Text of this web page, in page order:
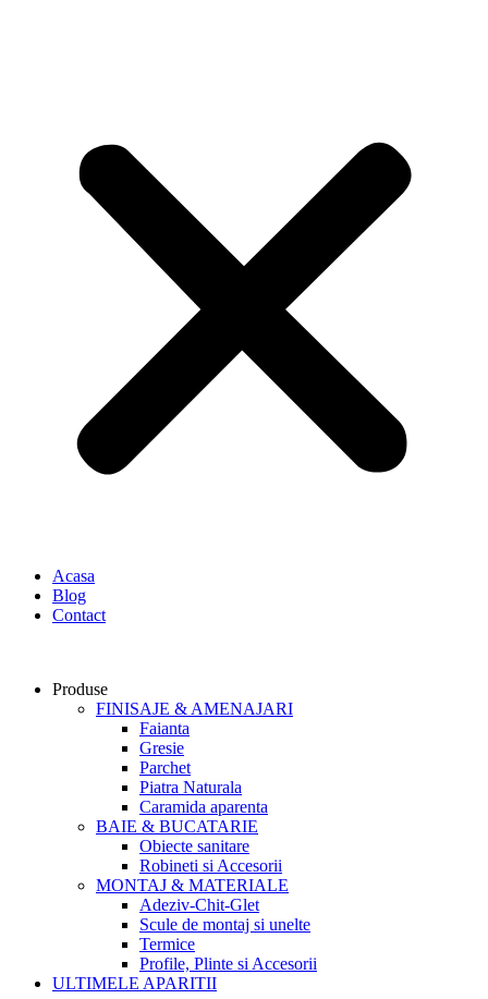
Acasa
Blog
Contact
Produse
FINISAJE & AMENAJARI
Faianta
Gresie
Parchet
Piatra Naturala
Caramida aparenta
BAIE & BUCATARIE
Obiecte sanitare
Robineti si Accesorii
MONTAJ & MATERIALE
Adeziv-Chit-Glet
Scule de montaj si unelte
Termice
Profile, Plinte si Accesorii
ULTIMELE APARITII